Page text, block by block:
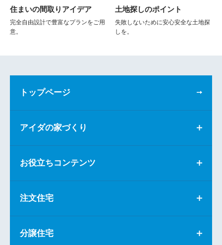
住まいの間取りアイデア
完全自由設計で豊富なプランをご用
意。
土地探しのポイント
失敗しないために安心安全な土地探
しを。
トップページ
アイダの家づくり
お役立ちコンテンツ
注文住宅
分譲住宅